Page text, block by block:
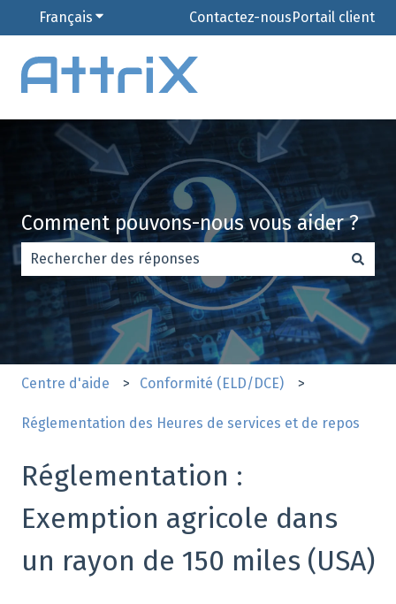
Français Afficher le sous-menu pour les traductions
Contactez-nousPortail client
Comment pouvons-nous vous aider ?
Il n'y a aucune suggestion car le champ de recherche
Centre d'aide Conformité (ELD/DCE)
Réglementation des Heures de services et de repos
Réglementation :
Exemption agricole dans
un rayon de 150 miles (USA)